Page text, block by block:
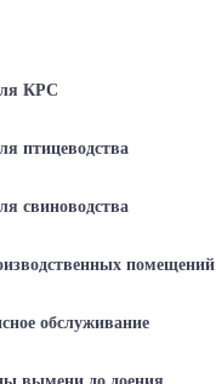
КРС
птицеводства
свиноводства
помещений
обслуживание